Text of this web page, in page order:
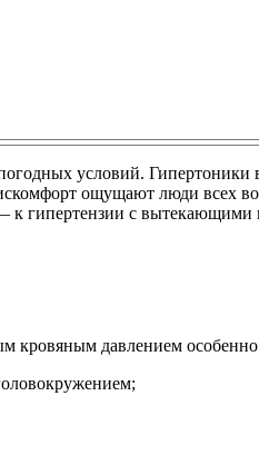
условий.
ощущают люди всех
к гипертензии с вытекающими
давлением